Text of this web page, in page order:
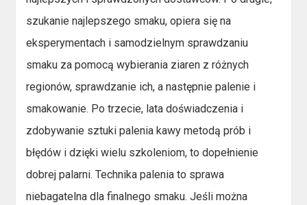
szukanie najlepszego smaku, opiera się na
eksperymentach i samodzielnym sprawdzaniu
smaku za pomocą wybierania ziaren z różnych
regionów, sprawdzanie ich, a następnie palenie i
smakowanie. Po trzecie, lata doświadczenia i
zdobywanie sztuki palenia kawy metodą prób i
błędów i dzięki wielu szkoleniom, to dopełnienie
dobrej palarni. Technika palenia to sprawa
niebagatelna dla finalnego smaku. Jeśli można